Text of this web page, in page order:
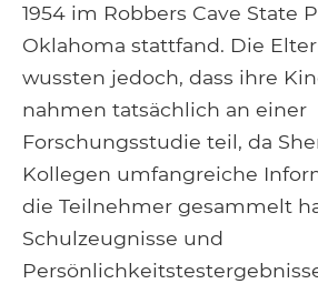
1954 im Robbers Cave State
Oklahoma stattfand. Die
wussten jedoch, dass ihre
nahmen tatsächlich an einer
Forschungsstudie teil, da
Kollegen umfangreiche
die Teilnehmer gesammelt
Schulzeugnisse und